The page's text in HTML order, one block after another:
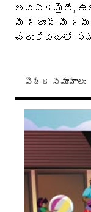
అవసరమైతే,
మీ గ్రూప్ మీ
చేరుకోవడంలో
పెద్ద సమూహాలు